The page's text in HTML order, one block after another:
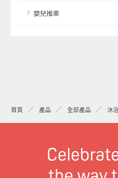
嬰兒推車
首頁 產品 全部產品 沐